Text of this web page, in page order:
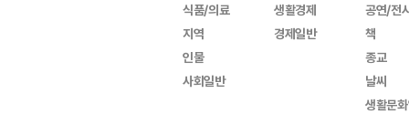
식품/의료
지역
인물
사회일반
생활경제
경제일반
공연/전
책
종교
날씨
생활문